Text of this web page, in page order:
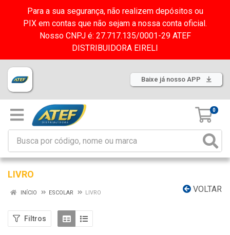
Para a sua segurança, não realizem depósitos ou
PIX em contas que não sejam a nossa conta oficial.
Nosso CNPJ é: 27.717.135/0001-29 ATEF
DISTRIBUIDORA EIRELI
Baixe já nosso APP
0
LIVRO
VOLTAR
INÍCIO ESCOLAR LIVRO
Filtros